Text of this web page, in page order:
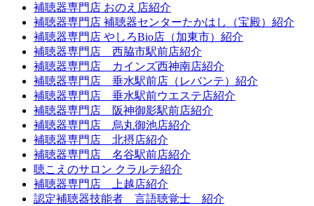
補聴器専門店 おのえ店紹介
補聴器専門店 補聴器センターたかはし（宝殿）紹介
補聴器専門店 やしろBio店（加東市）紹介
補聴器専門店 西脇市駅前店紹介
補聴器専門店 カインズ西神南店紹介
補聴器専門店 垂水駅前店（レバンテ）紹介
補聴器専門店 垂水駅前ウエステ店紹介
補聴器専門店 阪神御影駅前店紹介
補聴器専門店 烏丸御池店紹介
補聴器専門店 北摂店紹介
補聴器専門店 名谷駅前店紹介
聴こえのサロン クラルテ紹介
補聴器専門店 上越店紹介
認定補聴器技能者 言語聴覚士 紹介